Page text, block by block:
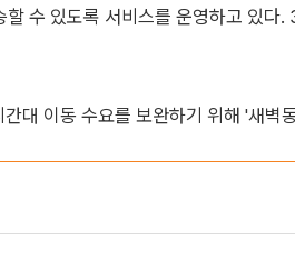
수 있도록 서비스를 운영하고 있다.
대 이동 수요를 보완하기 위해 '새벽